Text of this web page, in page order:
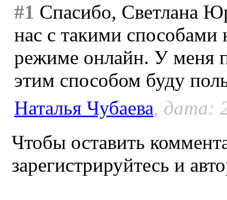
#1 Спасибо, Светлана
нас с такими способами
режиме онлайн. У меня
этим способом буду
Наталья Чубаева, дата:
Чтобы оставить
зарегистрируйтесь и